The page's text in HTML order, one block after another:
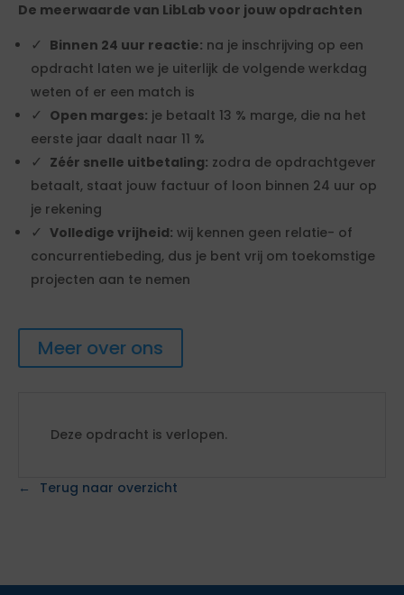
De meerwaarde van LibLab voor jouw opdrachten
Binnen 24 uur reactie: na je inschrijving op een
opdracht laten we je uiterlijk de volgende werkdag
weten of er een match is
Open marges: je betaalt 13 % marge, die na het
eerste jaar daalt naar 11 %
Zéér snelle uitbetaling: zodra de opdrachtgever
betaalt, staat jouw factuur of loon binnen 24 uur op
je rekening
Volledige vrijheid: wij kennen geen relatie- of
concurrentiebeding, dus je bent vrij om toekomstige
projecten aan te nemen
Meer over ons
Deze opdracht is verlopen.
Terug naar overzicht